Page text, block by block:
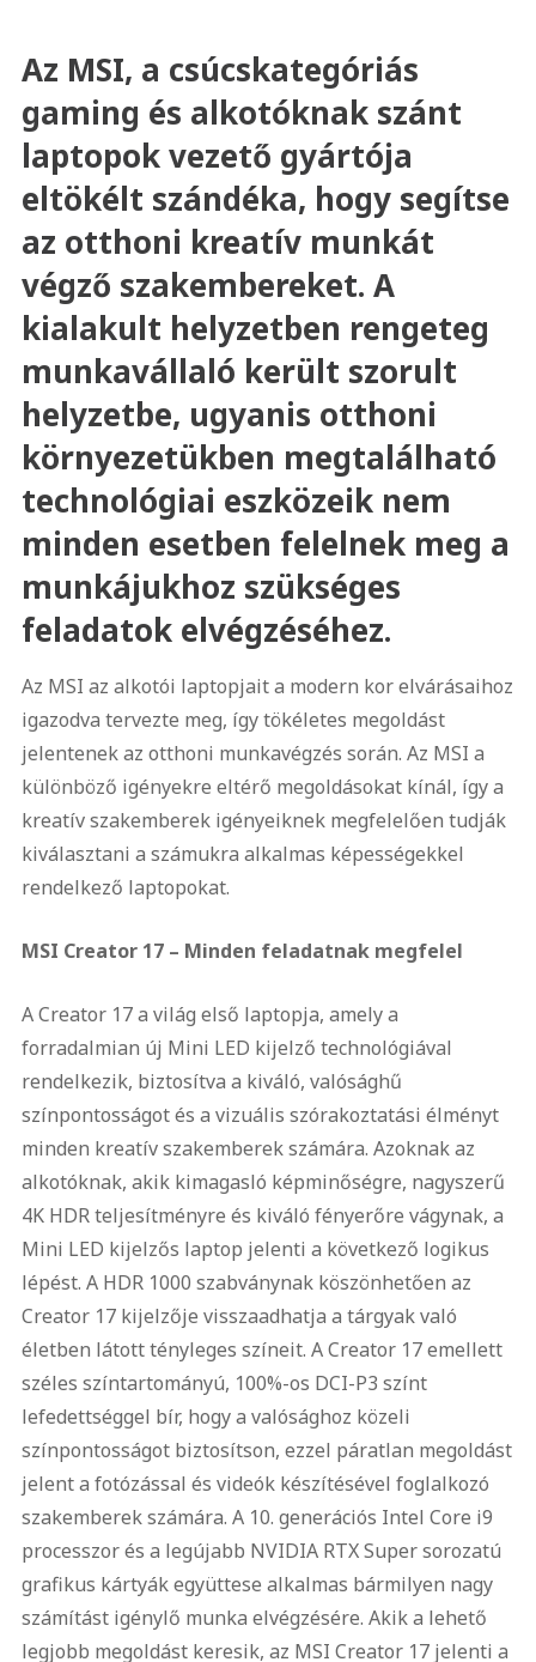
Az MSI, a csúcskategóriás
gaming és alkotóknak szánt
laptopok vezető gyártója
eltökélt szándéka, hogy segítse
az otthoni kreatív munkát
végző szakembereket. A
kialakult helyzetben rengeteg
munkavállaló került szorult
helyzetbe, ugyanis otthoni
környezetükben megtalálható
technológiai eszközeik nem
minden esetben felelnek meg a
munkájukhoz szükséges
feladatok elvégzéséhez.
Az MSI az alkotói laptopjait a modern kor elvárásaihoz
igazodva tervezte meg, így tökéletes megoldást
jelentenek az otthoni munkavégzés során. Az MSI a
különböző igényekre eltérő megoldásokat kínál, így a
kreatív szakemberek igényeiknek megfelelően tudják
kiválasztani a számukra alkalmas képességekkel
rendelkező laptopokat.
MSI Creator 17 – Minden feladatnak megfelel
A Creator 17 a világ első laptopja, amely a
forradalmian új Mini LED kijelző technológiával
rendelkezik, biztosítva a kiváló, valósághű
színpontosságot és a vizuális szórakoztatási élményt
minden kreatív szakemberek számára. Azoknak az
alkotóknak, akik kimagasló képminőségre, nagyszerű
4K HDR teljesítményre és kiváló fényerőre vágynak, a
Mini LED kijelzős laptop jelenti a következő logikus
lépést. A HDR 1000 szabványnak köszönhetően az
Creator 17 kijelzője visszaadhatja a tárgyak való
életben látott tényleges színeit. A Creator 17 emellett
széles színtartományú, 100%-os DCI-P3 színt
lefedettséggel bír, hogy a valósághoz közeli
színpontosságot biztosítson, ezzel páratlan megoldást
jelent a fotózással és videók készítésével foglalkozó
szakemberek számára. A 10. generációs Intel Core i9
processzor és a legújabb NVIDIA RTX Super sorozatú
grafikus kártyák együttese alkalmas bármilyen nagy
számítást igénylő munka elvégzésére. Akik a lehető
legjobb megoldást keresik, az MSI Creator 17 jelenti a